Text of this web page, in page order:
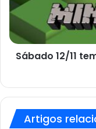
em
2022.
festival
Geek
em
Santos
Sábado 12/11
Artigos